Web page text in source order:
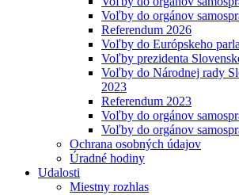
Voľby do orgánov
Referendum 2026
Voľby do Európskeho
Voľby prezidenta
Voľby do Národnej rady
2023
Referendum 2023
Voľby do orgánov
Voľby do orgánov
Ochrana osobných údajov
Úradné hodiny
Udalosti
Miestny rozhlas